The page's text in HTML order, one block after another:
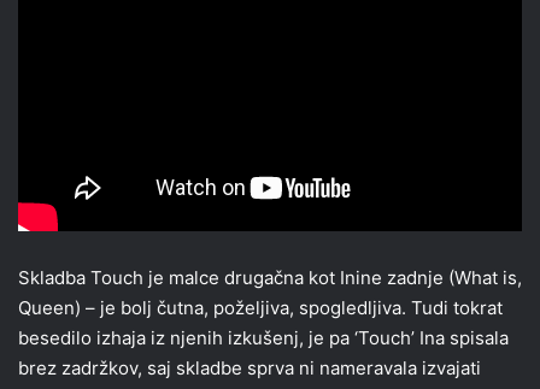
Skladba Touch je malce drugačna kot Inine zadnje (What is,
Queen) – je bolj čutna, poželjiva, spogledljiva. Tudi tokrat
besedilo izhaja iz njenih izkušenj, je pa ‘Touch’ Ina spisala
brez zadržkov, saj skladbe sprva ni nameravala izvajati